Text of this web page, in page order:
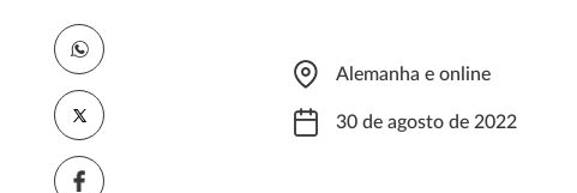
Alemanha e online
30 de agosto de 2022